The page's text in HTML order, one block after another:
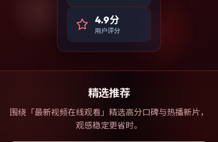
4.9分
用户评分
精选推荐
围绕「最新视频在线观看 」精选高分口碑与热播新片，
观感稳定更省时。